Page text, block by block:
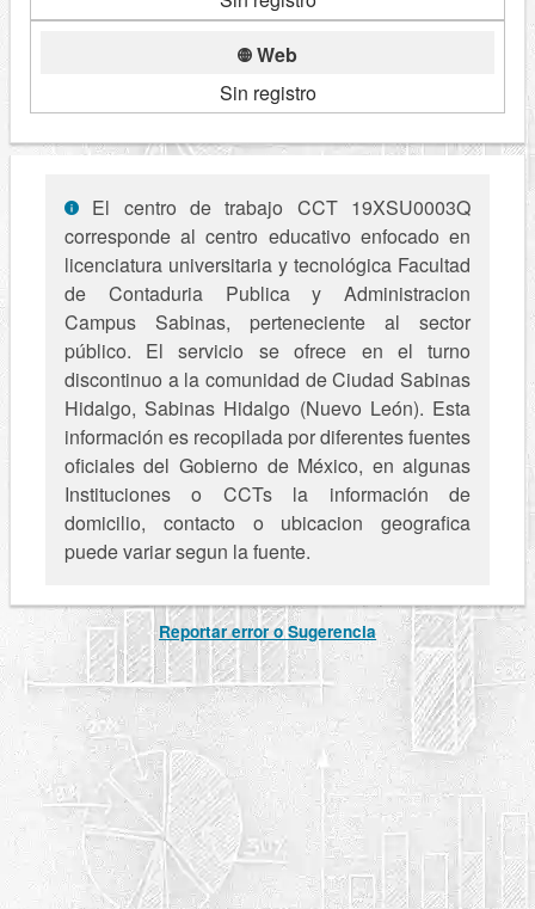
Web
Sin registro
El centro de trabajo CCT 19XSU0003Q
corresponde al centro educativo enfocado en
licenciatura universitaria y tecnológica Facultad
de Contaduria Publica y Administracion
Campus Sabinas, perteneciente al sector
público. El servicio se ofrece en el turno
discontinuo a la comunidad de Ciudad Sabinas
Hidalgo, Sabinas Hidalgo (Nuevo León). Esta
información es recopilada por diferentes fuentes
oficiales del Gobierno de México, en algunas
Instituciones o CCTs la información de
domicilio, contacto o ubicacion geografica
puede variar segun la fuente.
Reportar error o Sugerencia